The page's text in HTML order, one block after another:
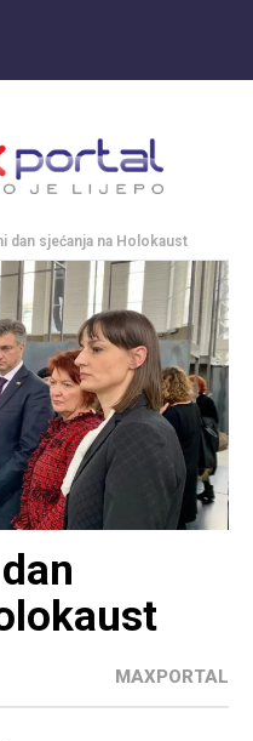
dan sjećanja na Holokaust
MAXPORTAL